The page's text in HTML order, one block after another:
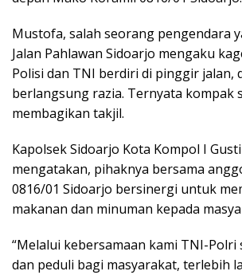
Mustofa, salah seorang pengendara
Jalan Pahlawan Sidoarjo mengaku
Polisi dan TNI berdiri di pinggir jalan,
berlangsung razia. Ternyata kompak
membagikan takjil.
Kapolsek Sidoarjo Kota Kompol I
mengatakan, pihaknya bersama
0816/01 Sidoarjo bersinergi untuk
makanan dan minuman kepada
“Melalui kebersamaan kami TNI-Polri
dan peduli bagi masyarakat, terlebih